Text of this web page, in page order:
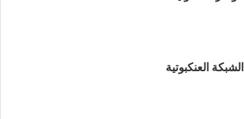
الشبكة العنكبوتية